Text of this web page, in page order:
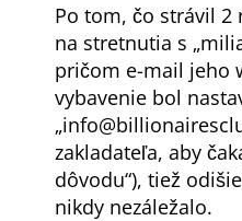
Po tom, čo strávil 2
na stretnutia s
pričom e-mail jeho
vybavenie bol
zakladateľa, aby
dôvodu ), tiež
nikdy nezáležalo.